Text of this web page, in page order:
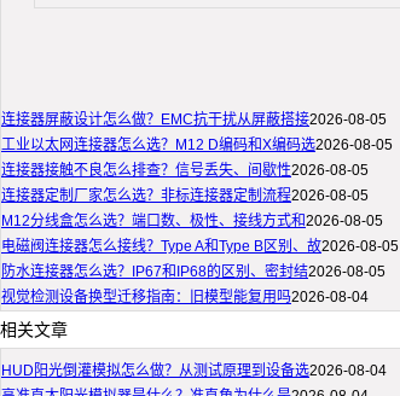
连接器屏蔽设计怎么做？EMC抗干扰从屏蔽搭接2026-08-05
工业以太网连接器怎么选？M12 D编码和X编码选2026-08-05
连接器接触不良怎么排查？信号丢失、间歇性2026-08-05
连接器定制厂家怎么选？非标连接器定制流程2026-08-05
M12分线盒怎么选？端口数、极性、接线方式和2026-08-05
电磁阀连接器怎么接线？Type A和Type B区别、故2026-08-05
防水连接器怎么选？IP67和IP68的区别、密封结2026-08-05
视觉检测设备换型迁移指南：旧模型能复用吗2026-08-04
相关文章
HUD阳光倒灌模拟怎么做？从测试原理到设备选2026-08-04